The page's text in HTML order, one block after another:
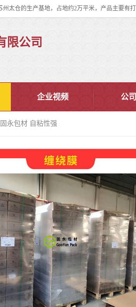
限公司
企业视频 公
永包材 自粘性强